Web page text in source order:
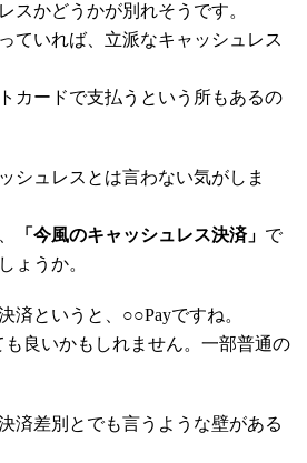
スかどうかが別れそうです。
ていれば、立派なキャッシュレス
カードで支払うという所もあるの
シュレスとは言わない気がしま
「今風のキャッシュレス決済」 で
ょうか。
済というと、○○Payですね。
良いかもしれません。一部普通の
済差別とでも言うような壁がある